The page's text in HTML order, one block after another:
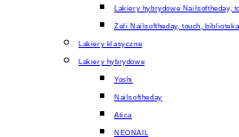
Lakiery hybrydowe Nailsoftheday,
Żeli Nailsoftheday, touch,
Lakiery klasyczne
Lakiery hybrydowe
Yoshi
Nailsoftheday
Atica
NEONAIL